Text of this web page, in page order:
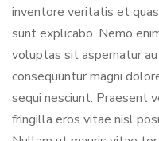
inventore veritatis et
sunt explicabo. Nemo
voluptas sit aspernatur
consequuntur magni
sequi nesciunt. Praesent
fringilla eros vitae nisl